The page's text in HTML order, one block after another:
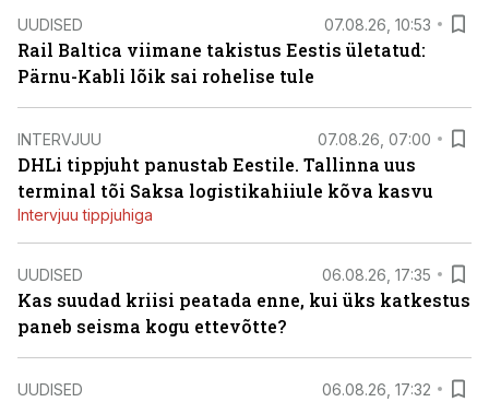
UUDISED 07.08.26, 10:53
Rail Baltica viimane takistus Eestis ületatud:
Pärnu-Kabli lõik sai rohelise tule
INTERVJUU 07.08.26, 07:00
DHLi tippjuht panustab Eestile. Tallinna uus
terminal tõi Saksa logistikahiiule kõva kasvu
Intervjuu tippjuhiga
UUDISED 06.08.26, 17:35
Kas suudad kriisi peatada enne, kui üks katkestus
paneb seisma kogu ettevõtte?
UUDISED 06.08.26, 17:32